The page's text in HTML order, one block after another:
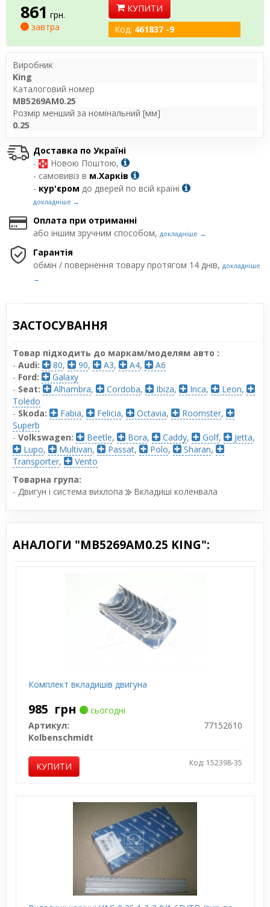
861 грн.
завтра
КУПИТИ
Код: 461837 -9
Виробник
King
Каталоговий номер
MB5269AM0.25
Розмір менший за номінальний [мм]
0.25
Доставка по Україні
-
Новою Поштою,
- самовивіз в м.Харків
- кур'єром до дверей по всій країні
докладніше →
Оплата при отриманні
або іншим зручним способом, докладніше →
Гарантія
обмін / повернення товару протягом 14 днів, докладніше
→
ЗАСТОСУВАННЯ
Товар підходить до маркам/моделям авто :
- Audi: 80, 90, A3, A4,
A6
- Ford:
Galaxy
- Seat: Alhambra, Cordoba, Ibiza, Inca, Leon,
Toledo
- Skoda: Fabia, Felicia, Octavia, Roomster,
Superb
- Volkswagen: Beetle, Bora, Caddy, Golf, Jetta,
Lupo, Multivan, Passat, Polo, Sharan,
Transporter,
Vento
Товарна група:
- Двигун і система вихлопа
Вкладиші коленвала
АНАЛОГИ "MB5269AM0.25 KING":
Комплект вкладишів двигуна
985 грн
сьогодні
Артикул:
77152610
Kolbenschmidt
КУПИТИ Код: 152398-35